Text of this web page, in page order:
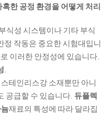
한 공정 환경을 어떻게 처리
식성 시스템이나 기타 부식
정 작동은 중요한 시험대입니
이러한 안정성에 있습니다.
.
테인리스강 소재뿐만 아니
공급할 수 있습니다. 듀플렉
재료의 특성에 따라 달라집